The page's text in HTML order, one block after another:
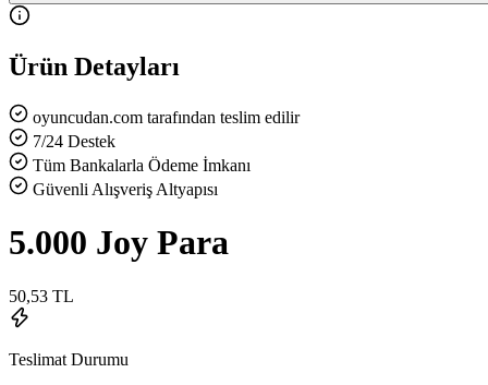
Ürün Detayları
oyuncudan.com tarafından teslim edilir
7/24 Destek
Tüm Bankalarla Ödeme İmkanı
Güvenli Alışveriş Altyapısı
5.000 Joy Para
50,53 TL
Teslimat Durumu